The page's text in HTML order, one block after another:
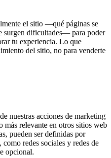
el sitio —qué páginas se
surgen dificultades— para poder
tu experiencia. Lo que
del sitio, no para venderte
nuestras acciones de marketing
más relevante en otros sitios web
pueden ser definidas por
redes sociales y redes de
opcional.